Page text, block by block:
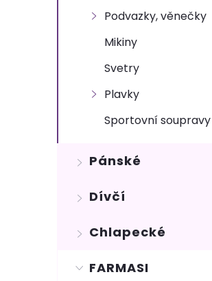
Podvazky, věnečky
Mikiny
Svetry
Plavky
Sportovní soupravy
Pánské
Dívčí
Chlapecké
FARMASI